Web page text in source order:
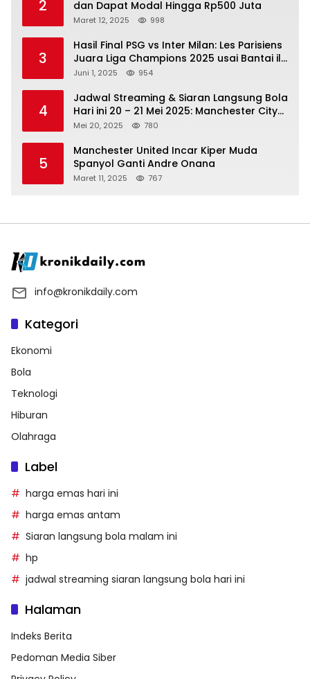
2
dan Dapat Modal Hingga Rp500 Juta
Maret 12, 2025 998
3
Hasil Final PSG vs Inter Milan: Les Parisiens
Juara Liga Champions 2025 usai Bantai il
Nerazzurri
Juni 1, 2025 954
4
Jadwal Streaming & Siaran Langsung Bola
Hari ini 20 – 21 Mei 2025: Manchester City
vs Bournemouth
Mei 20, 2025 780
5
Manchester United Incar Kiper Muda
Spanyol Ganti Andre Onana
Maret 11, 2025 767
info@kronikdaily.com
Kategori
Ekonomi
Bola
Teknologi
Hiburan
Olahraga
Label
harga emas hari ini
harga emas antam
Siaran langsung bola malam ini
hp
jadwal streaming siaran langsung bola hari ini
Halaman
Indeks Berita
Pedoman Media Siber